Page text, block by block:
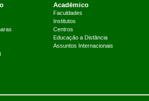
Acadêmico
Faculdades
Institutos
Centros
Educação a Distância
Assuntos Internacionais